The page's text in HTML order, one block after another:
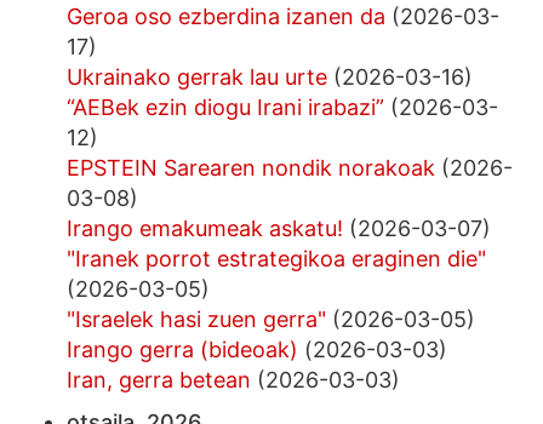
Geroa oso ezberdina izanen da (2026-03-
17)
Ukrainako gerrak lau urte (2026-03-16)
“AEBek ezin diogu Irani irabazi” (2026-03-
12)
EPSTEIN Sarearen nondik norakoak (2026-
03-08)
Irango emakumeak askatu! (2026-03-07)
"Iranek porrot estrategikoa eraginen die"
(2026-03-05)
"Israelek hasi zuen gerra" (2026-03-05)
Irango gerra (bideoak) (2026-03-03)
Iran, gerra betean (2026-03-03)